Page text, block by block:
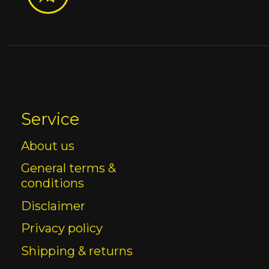
Service
About us
General terms &
conditions
Disclaimer
Privacy policy
Shipping & returns